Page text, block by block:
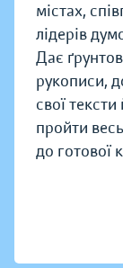
містах,
лідерів
Дає
рукописи,
свої
пройти
до готової